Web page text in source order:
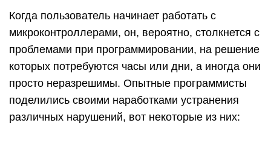
Когда пользователь начинает работать с
микроконтроллерами, он, вероятно, столкнется с
проблемами при программировании, на решение
которых потребуются часы или дни, а иногда они
просто неразрешимы. Опытные программисты
поделились своими наработками устранения
различных нарушений, вот некоторые из них: